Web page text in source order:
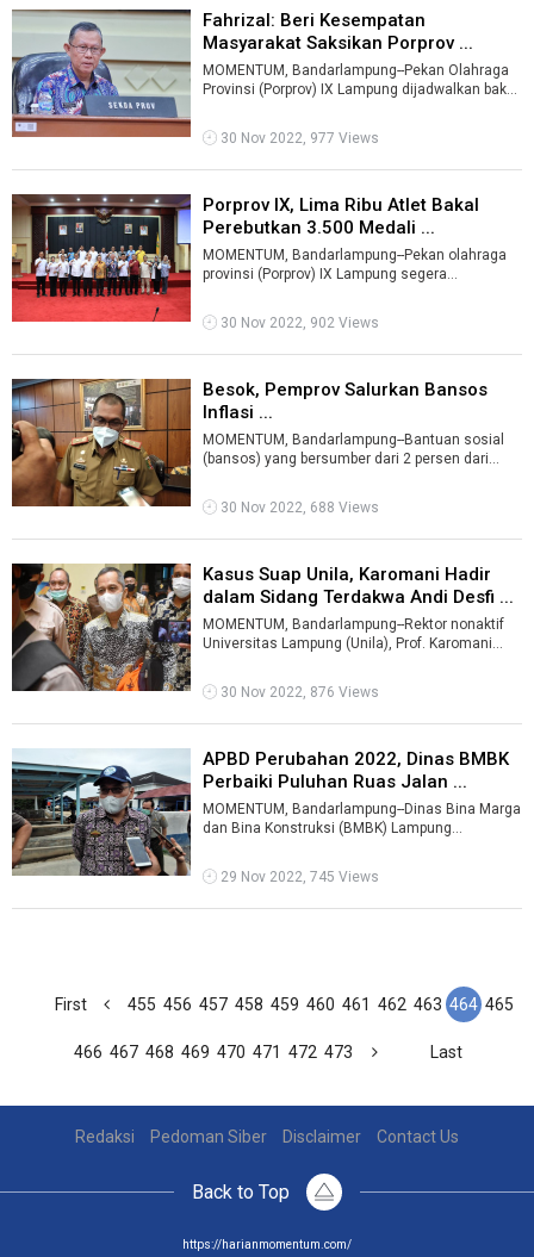
Fahrizal: Beri Kesempatan
Masyarakat Saksikan Porprov ...
MOMENTUM, Bandarlampung--Pekan Olahraga
Provinsi (Porprov) IX Lampung dijadwalkan bakal
30 Nov 2022, 977 Views
Porprov IX, Lima Ribu Atlet Bakal
Perebutkan 3.500 Medali ...
MOMENTUM, Bandarlampung--Pekan olahraga
provinsi (Porprov) IX Lampung segera
30 Nov 2022, 902 Views
Besok, Pemprov Salurkan Bansos
Inflasi ...
MOMENTUM, Bandarlampung--Bantuan sosial
(bansos) yang bersumber dari 2 persen dari
30 Nov 2022, 688 Views
Kasus Suap Unila, Karomani Hadir
dalam Sidang Terdakwa Andi Desfi ...
MOMENTUM, Bandarlampung--Rektor nonaktif
Universitas Lampung (Unila), Prof. Karomani
30 Nov 2022, 876 Views
APBD Perubahan 2022, Dinas BMBK
Perbaiki Puluhan Ruas Jalan ...
MOMENTUM, Bandarlampung--Dinas Bina Marga
dan Bina Konstruksi (BMBK) Lampung
Perubah ...
29 Nov 2022, 745 Views
First 455 456 457 458 459 460 461 462 463 464 465
466 467 468 469 470 471 472 473 Last
Redaksi Pedoman Siber Disclaimer Contact Us
Back to Top
https://harianmomentum.com/